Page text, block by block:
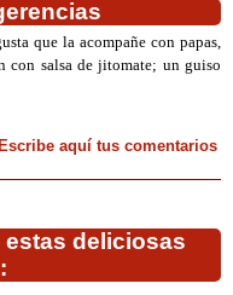
que la acompañe con papas,
con salsa de jitomate; un guiso
Escribe aquí tus comentarios
estas deliciosas